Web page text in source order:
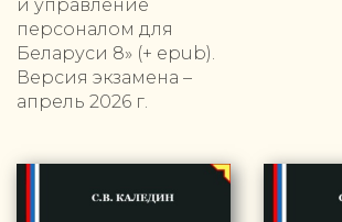
и управление
персоналом для
Беларуси 8» (+ epub).
Версия экзамена –
апрель 2026 г.